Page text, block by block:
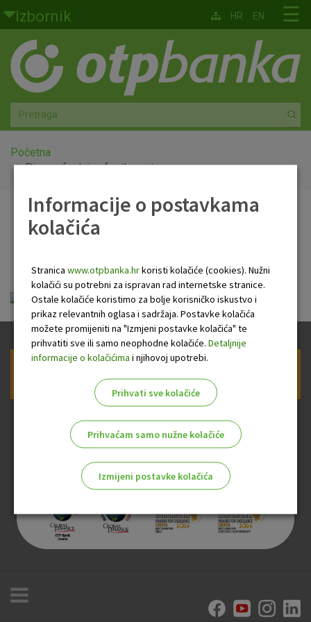
Skoči na glavni sadržaj
Izbornik
Građani
Privatno bankarstvo
Agro
Mala poduzeća i obrtnici
Globalna tržišta
O nama
☰
HR EN
Početna
Piece of advice for the entrepreneurs
Piece of advice for the
Piece of advice for the entrepreneurs.pdf
Informacije o postavkama
kolačića
Stranica www.otpbanka.hrkoristi kolačiće (cookies). Nužni
kolačići su potrebni za ispravan rad internetske stranice.
Ostale kolačiće koristimo za bolje korisničko iskustvo i
prikaz relevantnih oglasa i sadržaja. Postavke kolačića
možete promijeniti na "Izmjeni postavke kolačića" te
prihvatiti sve ili samo neophodne kolačiće. Detaljnije
informacije o kolačićima i njihovoj upotrebi.
Prihvati sve kolačiće
Prihvaćam samo nužne kolačiće
Izmijeni postavke kolačića
Nužni kolačići
Analitički kolačići